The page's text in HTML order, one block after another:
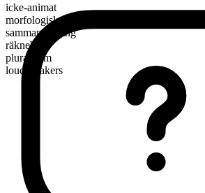
icke-animat
morfologisk sammansättning
sammansättning
räknebart
pluralform
loudspeakers